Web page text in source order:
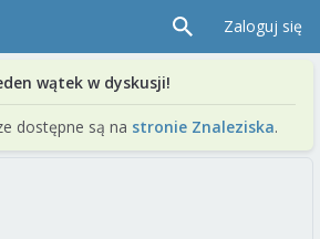
Zaloguj się
wątek w dyskusji!
dostępne są na stronie Znaleziska.